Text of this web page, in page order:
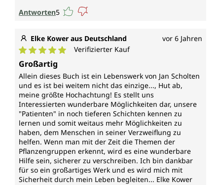
Antworten5
Elke Kower aus Deutschland vor 6 Jahren
Durchschnittliche Bewertung von 5 von 5 Sternen
Verifizierter Kauf
Großartig
Allein dieses Buch ist ein Lebenswerk von Jan Scholten
und es ist bei weitem nicht das einzige..., Hut ab,
meine größte Hochachtung! Es stellt uns
Interessierten wunderbare Möglichkeiten dar, unsere
"Patienten" in noch tieferen Schichten kennen zu
lernen und somit weitaus mehr Möglichkeiten zu
haben, dem Menschen in seiner Verzweiflung zu
helfen. Wenn man mit der Zeit die Themen der
Pflanzengruppen erkennt, wird es eine wunderbare
Hilfe sein, sicherer zu verschreiben. Ich bin dankbar
für so ein großartiges Werk und es wird mich mit
Sicherheit durch mein Leben begleiten... Elke Kower